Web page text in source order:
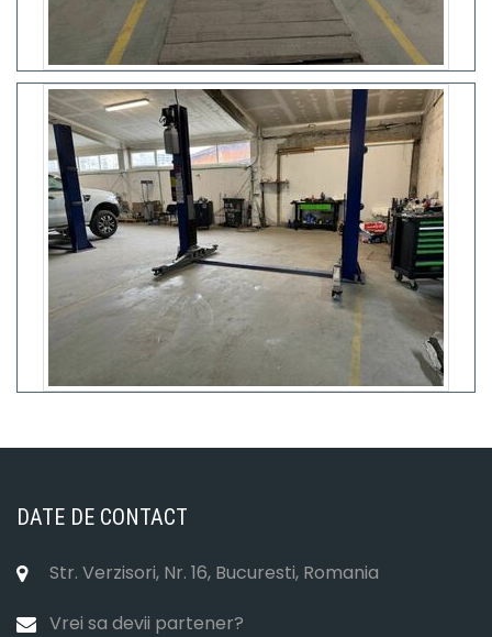
DATE DE CONTACT
Str. Verzisori, Nr. 16, Bucuresti, Romania
Vrei sa devii partener?